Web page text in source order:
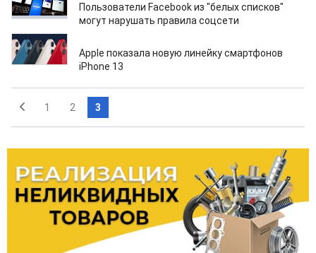
Пользователи Facebook из "белых списков"
могут нарушать правила соцсети
15.09.2021
Apple показала новую линейку смартфонов
iPhone 13
1 2 3